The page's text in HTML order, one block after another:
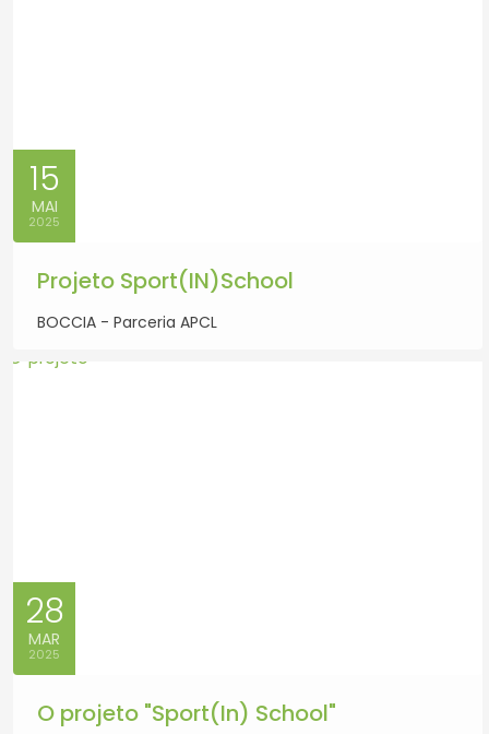
15
MAI
2025
Projeto Sport(IN)School
BOCCIA - Parceria APCL
28
MAR
2025
O projeto "Sport(In) School"